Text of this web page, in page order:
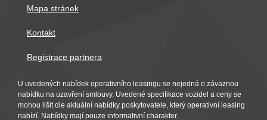
Mapa stránek
Kontakt
Registrace partnera
U uvedených nabídek operativního leasingu se nejedná o závaznou
nabídku na uzavření smlouvy. Uvedené specifikace vozidel a ceny se
mohou lišit dle aktuální nabídky poskytovatele, který operativní leasing
nabízí. Nabídky mají pouze informativní charakter.